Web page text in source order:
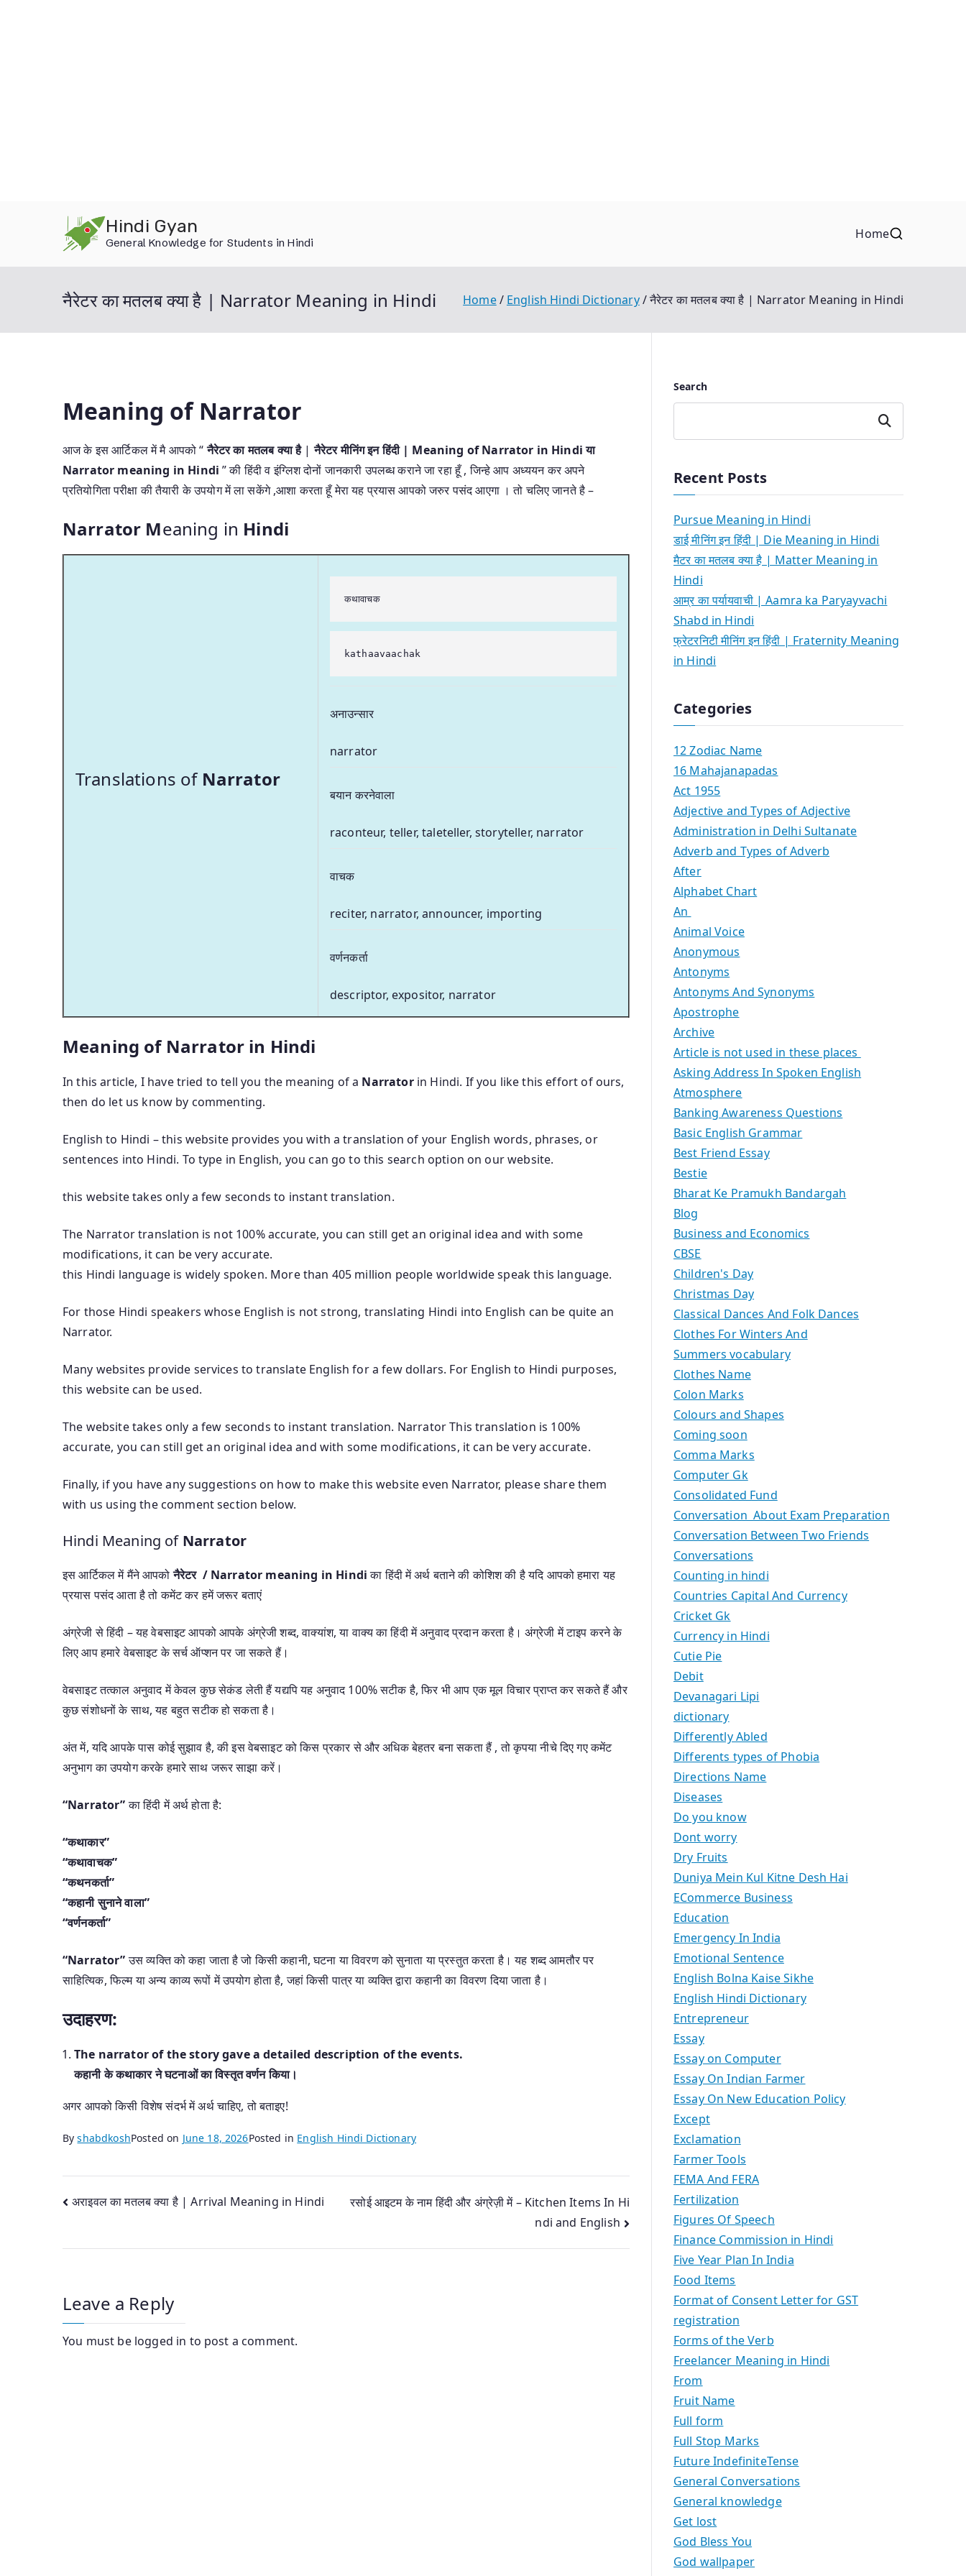
Hindi Gyan
General Knowledge for Students in Hindi
Home
नैरेटर का मतलब क्या है | Narrator Meaning in Hindi Home English Hindi Dictionary नैरेटर का मतलब क्या है | Narrator Meaning in Hindi
Meaning of Narrator
आज के इस आर्टिकल में मै आपको “नैरेटर का मतलब क्या है|नैरेटर मीनिंग इन हिंदी | Meaning of Narrator in Hindi या
Narrator meaning in Hindi ” की हिंदी व इंग्लिश दोनों जानकारी उपलब्ध कराने जा रहा हूँ , जिन्हे आप अध्ययन कर अपने
प्रतियोगिता परीक्षा की तैयारी के उपयोग में ला सकेंगे ,आशा करता हूँ मेरा यह प्रयास आपको जरुर पसंद आएगा । तो चलिए जानते है –
Narrator Meaning in Hindi
Translations of Narrator
कथावाचक
kathaavaachak
अनाउन्सार
narrator
बयान करनेवाला
raconteur, teller, taleteller, storyteller, narrator
वाचक
reciter, narrator, announcer, importing
वर्णनकर्ता
descriptor, expositor, narrator
Meaning of Narrator in Hindi
In this article, I have tried to tell you the meaning of a Narrator in Hindi. If you like this effort of ours,
then do let us know by commenting.
English to Hindi – this website provides you with a translation of your English words, phrases, or
sentences into Hindi. To type in English, you can go to this search option on our website.
this website takes only a few seconds to instant translation.
The Narrator translation is not 100% accurate, you can still get an original idea and with some
modifications, it can be very accurate.
this Hindi language is widely spoken. More than 405 million people worldwide speak this language.
For those Hindi speakers whose English is not strong, translating Hindi into English can be quite an
Narrator.
Many websites provide services to translate English for a few dollars. For English to Hindi purposes,
this website can be used.
The website takes only a few seconds to instant translation. Narrator This translation is 100%
accurate, you can still get an original idea and with some modifications, it can be very accurate.
Finally, if you have any suggestions on how to make this website even Narrator, please share them
with us using the comment section below.
Hindi Meaning of Narrator
इस आर्टिकल में मैंने आपकोनैरेटर / Narrator meaning in Hindiका हिंदी में अर्थ बताने की कोशिश की है यदि आपको हमारा यह
प्रयास पसंद आता है तो कमेंट कर हमें जरूर बताएं
अंग्रेजी से हिंदी – यह वेबसाइट आपको आपके अंग्रेजी शब्द, वाक्यांश, या वाक्य का हिंदी में अनुवाद प्रदान करता है। अंग्रेजी में टाइप करने के
लिए आप हमारे वेबसाइट के सर्च ऑप्शन पर जा सकते हैं।
वेबसाइट तत्काल अनुवाद में केवल कुछ सेकंड लेती हैं यद्यपि यह अनुवाद 100% सटीक है, फिर भी आप एक मूल विचार प्राप्त कर सकते हैं और
कुछ संशोधनों के साथ, यह बहुत सटीक हो सकता है।
अंत में, यदि आपके पास कोई सुझाव है, की इस वेबसाइट को किस प्रकार से और अधिक बेहतर बना सकता हैं , तो कृपया नीचे दिए गए कमेंट
अनुभाग का उपयोग करके हमारे साथ जरूर साझा करें।
“Narrator”का हिंदी में अर्थ होता है:
“कथाकार”
“कथावाचक”
“कथनकर्ता”
“कहानी सुनाने वाला”
“वर्णनकर्ता”
“Narrator”उस व्यक्ति को कहा जाता है जो किसी कहानी, घटना या विवरण को सुनाता या प्रस्तुत करता है। यह शब्द आमतौर पर
साहित्यिक, फिल्म या अन्य काव्य रूपों में उपयोग होता है, जहां किसी पात्र या व्यक्ति द्वारा कहानी का विवरण दिया जाता है।
उदाहरण:
The narrator of the story gave a detailed description of the events.
कहानी के कथाकार ने घटनाओं का विस्तृत वर्णन किया।
अगर आपको किसी विशेष संदर्भ में अर्थ चाहिए, तो बताइए!
ByshabdkoshPosted on June 18, 2026Posted in English Hindi Dictionary
Post
अराइवल का मतलब क्या है | Arrival Meaning in Hindi
रसोई आइटम के नाम हिंदी और अंग्रेज़ी में – Kitchen Items In Hi
ndi and English
Leave a Reply
You must be logged in to post a comment.
Search
Search
Recent Posts
Pursue Meaning in Hindi
डाई मीनिंग इन हिंदी | Die Meaning in Hindi
मैटर का मतलब क्या है | Matter Meaning in
Hindi
आम्र का पर्यायवाची | Aamra ka Paryayvachi
Shabd in Hindi
फ्रेटरनिटी मीनिंग इन हिंदी | Fraternity Meaning
in Hindi
Categories
12 Zodiac Name
16 Mahajanapadas
Act 1955
Adjective and Types of Adjective
Administration in Delhi Sultanate
Adverb and Types of Adverb
After
Alphabet Chart
An
Animal Voice
Anonymous
Antonyms
Antonyms And Synonyms
Apostrophe
Archive
Article is not used in these places
Asking Address In Spoken English
Atmosphere
Banking Awareness Questions
Basic English Grammar
Best Friend Essay
Bestie
Bharat Ke Pramukh Bandargah
Blog
Business and Economics
CBSE
Children's Day
Christmas Day
Classical Dances And Folk Dances
Clothes For Winters And
Summers vocabulary
Clothes Name
Colon Marks
Colours and Shapes
Coming soon
Comma Marks
Computer Gk
Consolidated Fund
Conversation About Exam Preparation
Conversation Between Two Friends
Conversations
Counting in hindi
Countries Capital And Currency
Cricket Gk
Currency in Hindi
Cutie Pie
Debit
Devanagari Lipi
dictionary
Differently Abled
Differents types of Phobia
Directions Name
Diseases
Do you know
Dont worry
Dry Fruits
Duniya Mein Kul Kitne Desh Hai
ECommerce Business
Education
Emergency In India
Emotional Sentence
English Bolna Kaise Sikhe
English Hindi Dictionary
Entrepreneur
Essay
Essay on Computer
Essay On Indian Farmer
Essay On New Education Policy
Except
Exclamation
Farmer Tools
FEMA And FERA
Fertilization
Figures Of Speech
Finance Commission in Hindi
Five Year Plan In India
Food Items
Format of Consent Letter for GST
registration
Forms of the Verb
Freelancer Meaning in Hindi
From
Fruit Name
Full form
Full Stop Marks
Future IndefiniteTense
General Conversations
General knowledge
Get lost
God Bless You
God wallpaper